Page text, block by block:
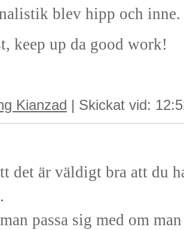
blev hipp och inne.
keep up da good work!
Kianzad | Skickat vid:
det är väldigt bra att du
passa sig med om